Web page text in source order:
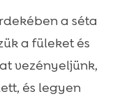
a séta
a füleket és
vezényeljünk,
és legyen